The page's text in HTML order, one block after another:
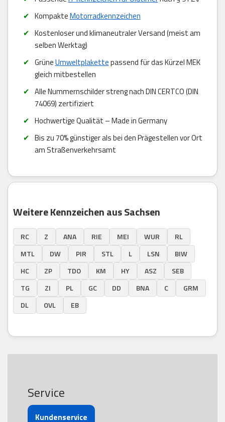
KompakteMotorradkennzeichen
Kostenloser und klimaneutraler Versand (meist am
selben Werktag)
GrüneUmweltplakettepassend für das Kürzel MEK
gleich mitbestellen
Alle Nummernschilder streng nach DIN CERTCO (DIN
74069) zertifiziert
Hochwertige Qualität – Made in Germany
Bis zu 70% günstiger als bei den Prägestellen vor Ort
am Straßenverkehrsamt
Weitere Kennzeichen aus Sachsen
RC Z ANA RIE MEI WUR
RL
MTL
DW PIR STL L LSN
BIW
HC
ZP TDO KM HY ASZ
SEB
TG
ZI PL GC DD BNA C
GRM
DL
OVL EB
Service
Kundenservice